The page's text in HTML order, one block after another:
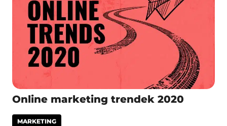
Online marketing trendek 2020
MARKETING